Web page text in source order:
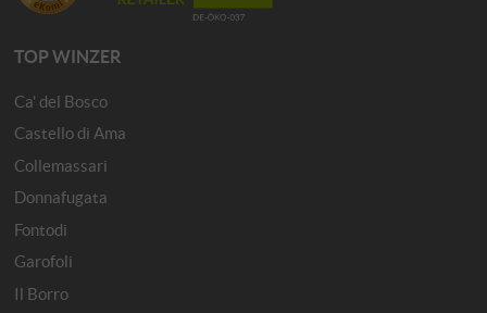
TOP WINZER
Ca' del Bosco
Castello di Ama
Collemassari
Donnafugata
Fontodi
Garofoli
Il Borro